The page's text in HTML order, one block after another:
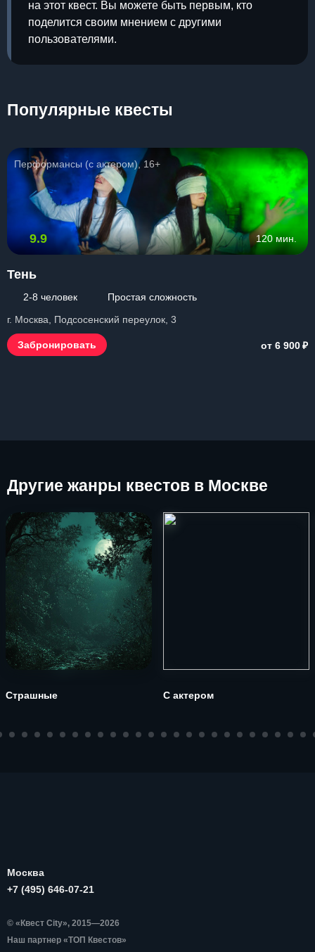
на этот квест. Вы можете быть первым, кто
поделится своим мнением с другими
пользователями.
Популярные квесты
Перформансы (с актером), 16+
9.9 120 мин.
Тень
2-8 человек
Простая сложность
г. Москва, Подсосенский переулок, 3
Забронировать от 6 900₽
Другие жанры квестов в Москве
Страшные С актером
Москва
+7 (495) 646-07-21
© «Квест City», 2015—2026
Наш партнер «ТОП Квестов»